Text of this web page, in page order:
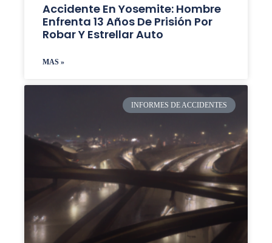
Accidente En Yosemite: Hombre
Enfrenta 13 Años De Prisión Por
Robar Y Estrellar Auto
MAS »
INFORMES DE ACCIDENTES